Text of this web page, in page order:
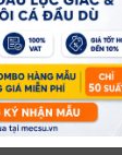
#W41M180AE00
Xo Đĩa
M18
50 có sẵn
11,749 đ /